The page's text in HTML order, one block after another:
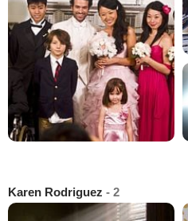
Karen Rodriguez - 2